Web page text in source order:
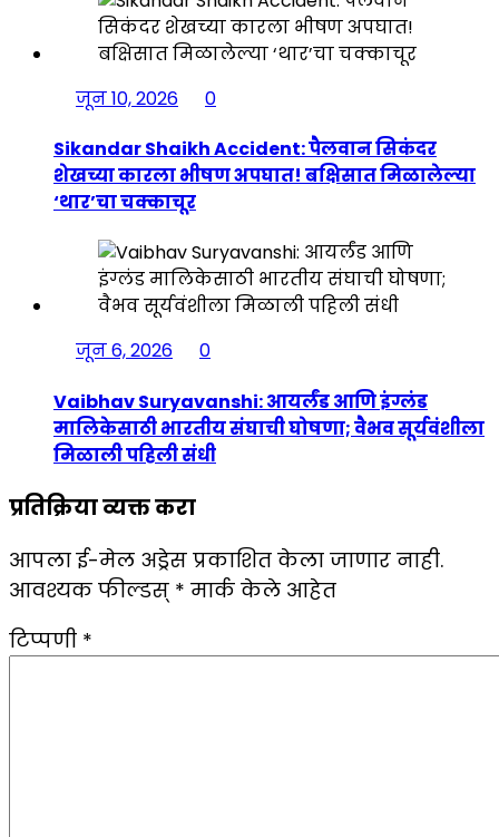
जून 10, 2026
0
Sikandar Shaikh Accident: पैलवान सिकंदर
शेखच्या कारला भीषण अपघात! बक्षिसात मिळालेल्या
‘थार’चा चक्काचूर
जून 6, 2026
0
Vaibhav Suryavanshi: आयर्लंड आणि इंग्लंड
मालिकेसाठी भारतीय संघाची घोषणा; वैभव सूर्यवंशीला
मिळाली पहिली संधी
प्रतिक्रिया व्यक्त करा
आपला ई-मेल अड्रेस प्रकाशित केला जाणार नाही.
आवश्यक फील्डस् * मार्क केले आहेत
टिप्पणी *